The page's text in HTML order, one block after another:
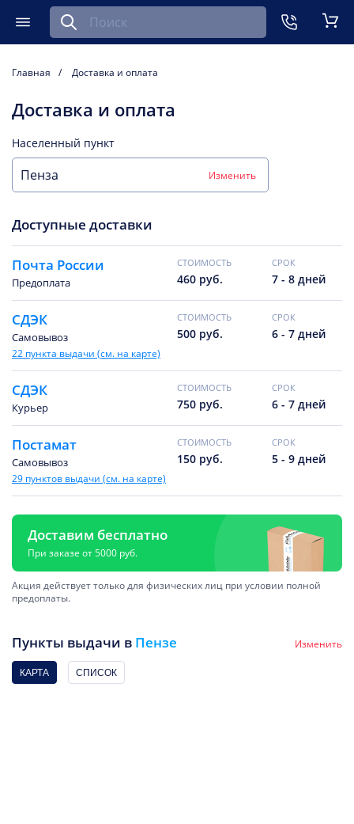
Меню
Найти запчасть для мобильного устройства
Главная Доставка и оплата
Доставка и оплата
Населенный пункт
Изменить
Доступные доставки
Почта России
Предоплата
CТОИМОСТЬ
460 руб.
CРОК
7 - 8 дней
СДЭК
Самовывоз
CТОИМОСТЬ
500 руб.
CРОК
6 - 7 дней
22 пункта выдачи (см. на карте)
СДЭК
Курьер
CТОИМОСТЬ
750 руб.
CРОК
6 - 7 дней
Постамат
Самовывоз
CТОИМОСТЬ
150 руб.
CРОК
5 - 9 дней
29 пунктов выдачи (см. на карте)
Доставим бесплатно
При заказе от 5000 руб.
Акция действует только для физических лиц при условии полной
предоплаты.
Пункты выдачи в Пензе Изменить
КАРТА СПИСОК